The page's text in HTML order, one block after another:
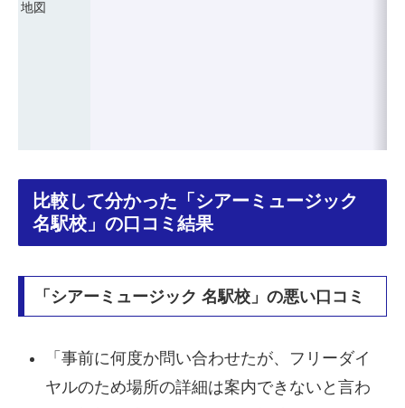
地図
比較して分かった「シアーミュージック
名駅校」の口コミ結果
「シアーミュージック 名駅校」の悪い口コミ
「事前に何度か問い合わせたが、フリーダイ
ヤルのため場所の詳細は案内できないと言わ